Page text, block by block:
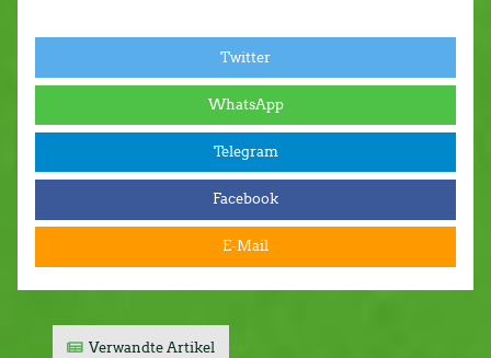
Twitter
WhatsApp
Telegram
Facebook
E-Mail
Verwandte Artikel